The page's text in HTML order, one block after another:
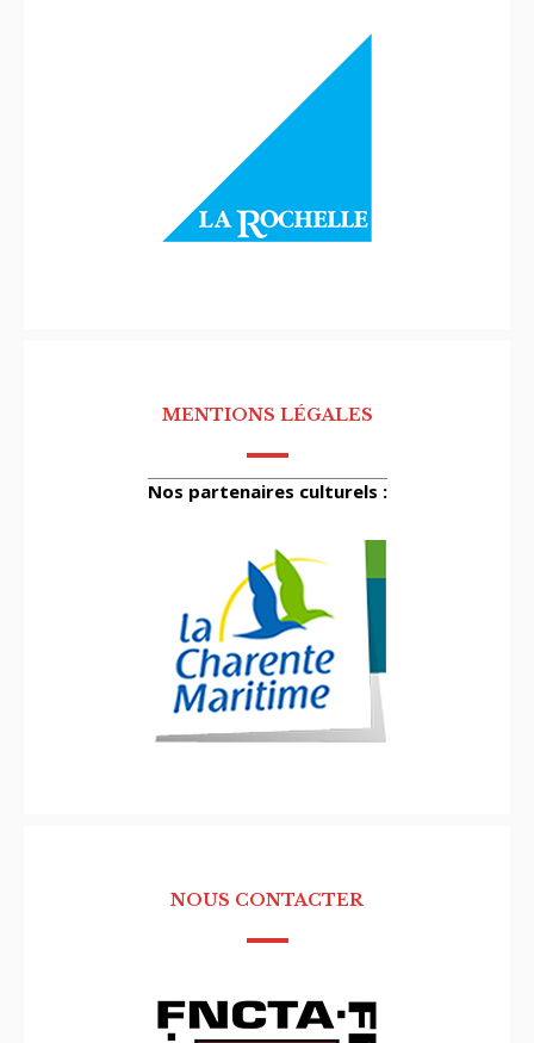
MENTIONS LÉGALES
Nos partenaires culturels :
NOUS CONTACTER